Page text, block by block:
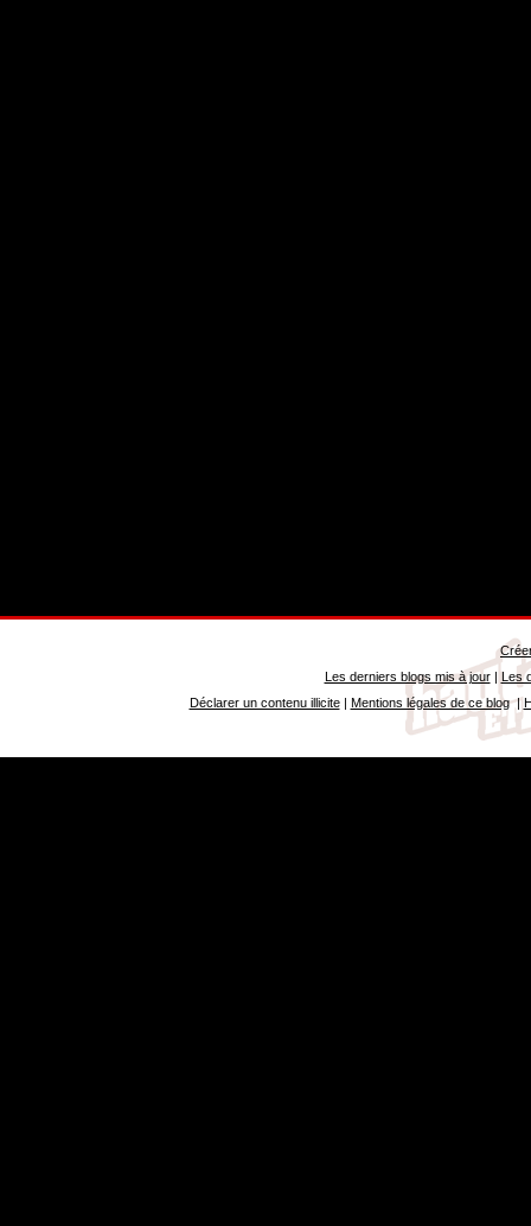
Les derniers blogs mis à jour| Les
Déclarer un contenu illicite| Mentions légales de ce blog|